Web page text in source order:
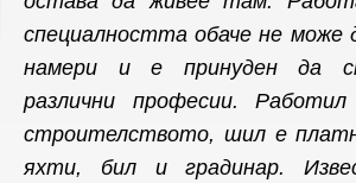
специалността обаче не може
намери и е принуден да
различни професии.
строителството, шил е
яхти, бил и градинар.